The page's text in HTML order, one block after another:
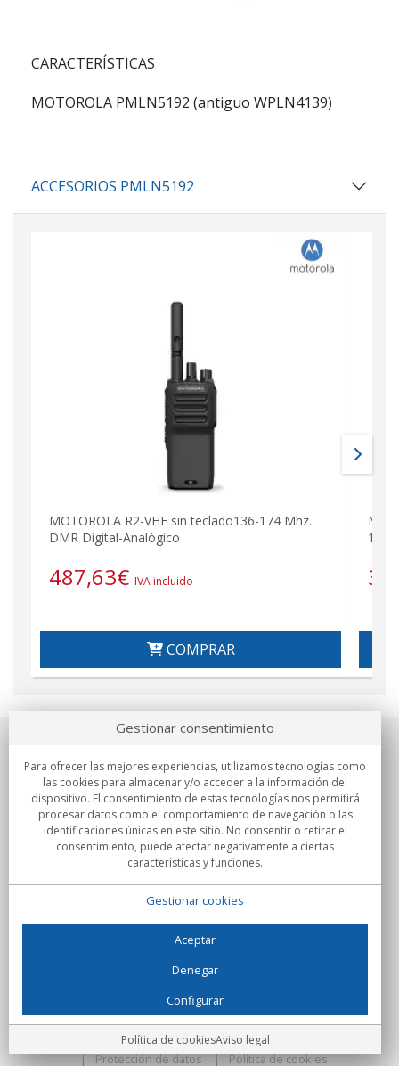
CARACTERÍSTICAS
MOTOROLA PMLN5192 (antiguo WPLN4139)
ACCESORIOS PMLN5192
MOTOROLA R2-VHF sin teclado136-174 Mhz.
DMR Digital-Analógico
487,63€ IVA incluido
COMPRAR
174
Sobre nosotros
Compromisos
Compras
C/Flassaders, 13, Nave 6, 08130 Santa Perpètua de Mogoda
(Barcelona) - España
Locura Digital - Todos los derechos reservados
Protección de datos
Política de cookies
Gestionar consentimiento
Para ofrecer las mejores experiencias, utilizamos tecnologías como
las cookies para almacenar y/o acceder a la información del
dispositivo. El consentimiento de estas tecnologías nos permitirá
procesar datos como el comportamiento de navegación o las
identificaciones únicas en este sitio. No consentir o retirar el
consentimiento, puede afectar negativamente a ciertas
características y funciones.
Gestionar cookies
Aceptar
Denegar
Configurar
Política de cookiesAviso legal